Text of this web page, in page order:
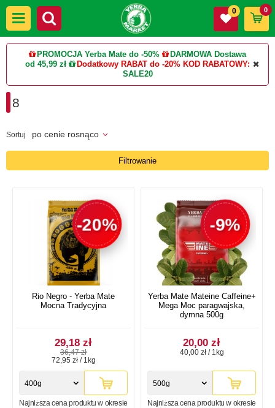
PROMOCJA Yerba Mate do -50%
DARMOWA Dostawa
od 45,99 zł
Dodatkowy RABAT do -20% KOD RABATOWY:
SALE20
0 0
8
Sortuj po cenie rosnąco
Filtrowanie
-20%
Rio Negro - Yerba Mate
Mocna Tradycyjna
29,18 zł
36,47 zł
72,95 zł / 1kg
400g
Najniższa cena produktu w okresie
-9%
Yerba Mate Mateine Caffeine+
Mega Moc paragwajska,
dymna 500g
20,00 zł
40,00 zł / 1kg
500g
Najniższa cena produktu w okresie